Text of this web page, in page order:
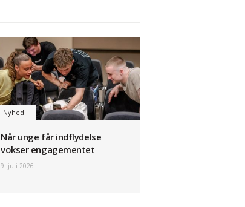
Nyhed
Når unge får indflydelse
vokser engagementet
9. juli 2026